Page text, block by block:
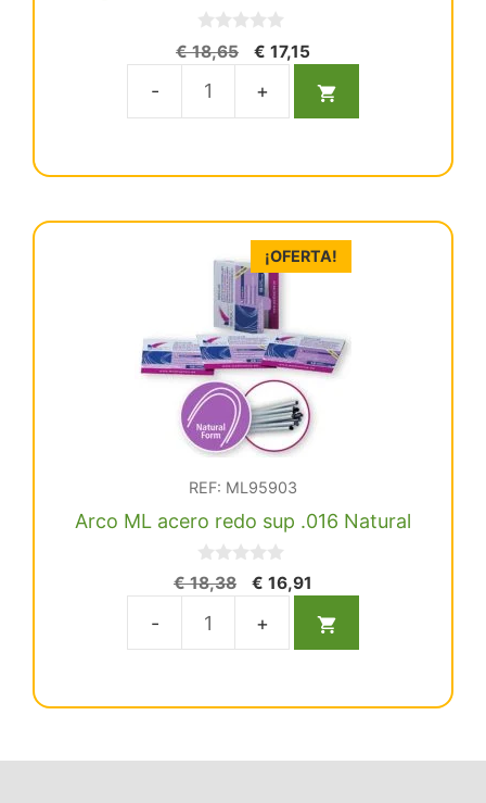
0
d
5
€18,65
El
original
era:
€ 17,15El
actual
es:
Ligaduras
Silver
cantidad
¡OFERTA!
REF: ML95903
Arco ML acero redo sup .016 Natural
0
d
5
€18,38
El
original
era:
€ 16,91
actual
es:
Arco